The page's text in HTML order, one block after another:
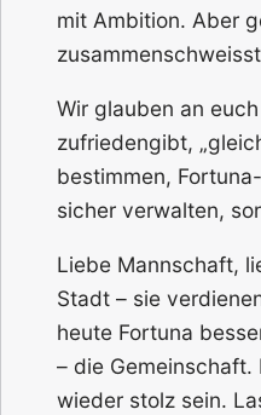
mit Ambition. Aber
Wir glauben an
zufriedengibt,
bestimmen,
sicher verwalten,
Liebe Mannschaft,
Stadt – sie
heute Fortuna
– die
wieder stolz sein.